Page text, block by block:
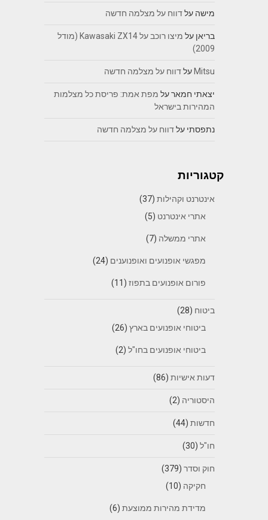
מישה עלדווח על מצלמה חדשה
בריאן על
מיצו רוכב על Kawasaki ZX14 (מודל
2009)
Mitsu עלדווח על מצלמה חדשה
יצאתי חמארעל מפת אמת: פריסת כל מצלמות
המהירות בישראל
נתפסתי עלדווח על מצלמה חדשה
קטגוריות
אינטרנט וקהילות(37)
אתרי אינטרנט (5)
אתרי ממשלה (7)
מפגשי אופנועים ואופנוענים (24)
פורום אופנועים בתפוז(11)
ביטוח (28)
ביטוחי אופנועים בארץ(26)
ביטוחי אופנועים בחו"ל(2)
דעות אישיות(86)
היסטוריה (2)
חדשות(44)
חו"ל(30)
חוק וסדר(379)
חקיקה (10)
מדידת מהירות ממוצעת(6)